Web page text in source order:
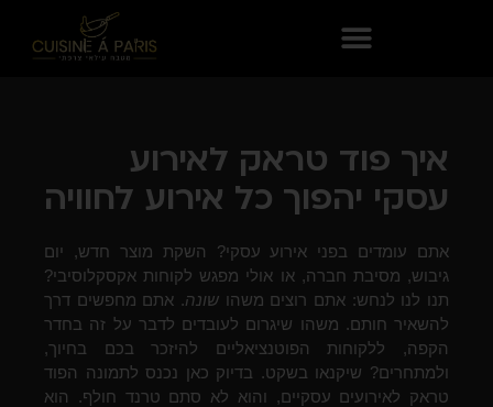
איך פוד טראק לאירוע
עסקי יהפוך כל אירוע לחוויה
אתם עומדים בפני אירוע עסקי? השקת מוצר חדש, יום
גיבוש, מסיבת חברה, או אולי מפגש לקוחות אקסקלוסיבי?
תנו לנו לנחש: אתם רוצים משהו שונה. אתם מחפשים דרך
להשאיר חותם. משהו שיגרום לעובדים לדבר על זה בחדר
הקפה, ללקוחות הפוטנציאליים להיזכר בכם בחיוך,
ולמתחרים? שיקנאו בשקט. בדיוק כאן נכנס לתמונה הפוד
טראק לאירועים עסקיים, והוא לא סתם טרנד חולף. הוא